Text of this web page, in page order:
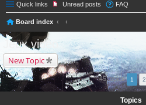
Quick links Unread posts FAQ
Board index
Jeux vidéo
New Topic
45 topics 1 2
Topics